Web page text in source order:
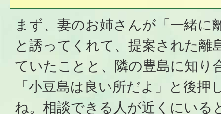
まず、妻のお姉さんが「一緒に
と誘ってくれて、提案された離
ていたことと、隣の豊島に知り
「小豆島は良い所だよ」と後
ね。相談できる人が近くにいる